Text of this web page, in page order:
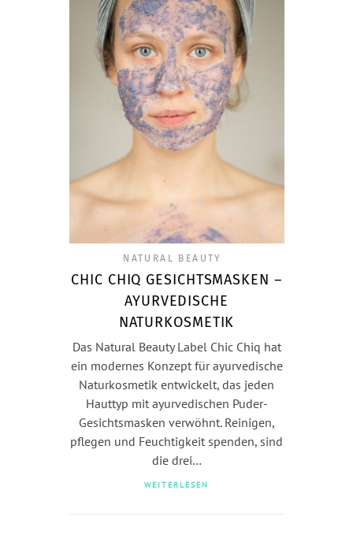
NATURAL BEAUTY
CHIC CHIQ GESICHTSMASKEN –
AYURVEDISCHE
NATURKOSMETIK
Das Natural Beauty Label Chic Chiq hat
ein modernes Konzept für ayurvedische
Naturkosmetik entwickelt, das jeden
Hauttyp mit ayurvedischen Puder-
Gesichtsmasken verwöhnt. Reinigen,
pflegen und Feuchtigkeit spenden, sind
die drei…
WEITERLESEN